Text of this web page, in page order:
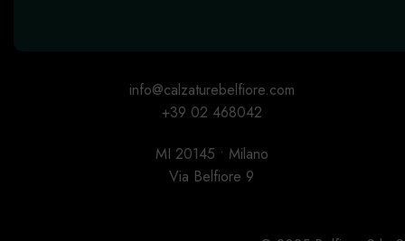
info@calzaturebelfiore.com
+39 02 468042
MI 20145 • Milano
Via Belfiore 9